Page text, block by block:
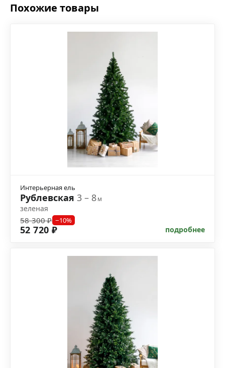
Похожие товары
Интерьерная ель
Рублевская 3 – 8м
зеленая
58 300 ₽ −10%
52 720 ₽ подробнее